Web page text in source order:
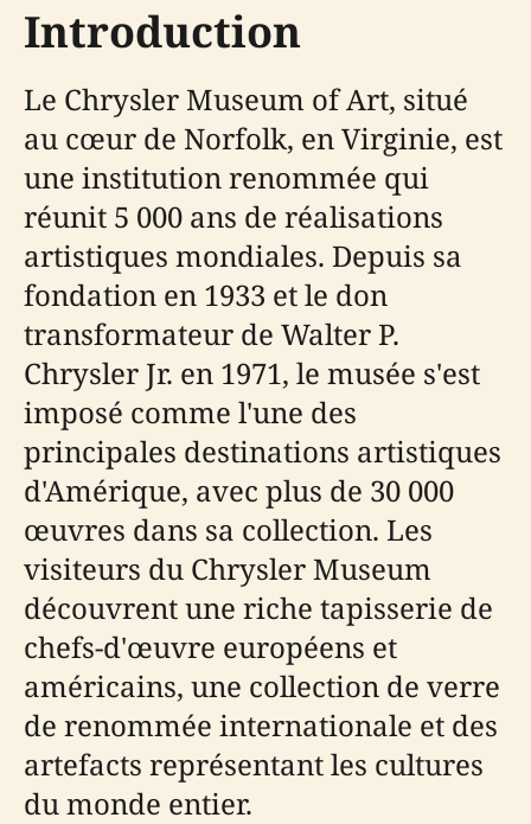
Introduction
Le Chrysler Museum of Art, situé
au cœur de Norfolk, en Virginie, est
une institution renommée qui
réunit 5 000 ans de réalisations
artistiques mondiales. Depuis sa
fondation en 1933 et le don
transformateur de Walter P.
Chrysler Jr. en 1971, le musée s'est
imposé comme l'une des
principales destinations artistiques
d'Amérique, avec plus de 30 000
œuvres dans sa collection. Les
visiteurs du Chrysler Museum
découvrent une riche tapisserie de
chefs-d'œuvre européens et
américains, une collection de verre
de renommée internationale et des
artefacts représentant les cultures
du monde entier.